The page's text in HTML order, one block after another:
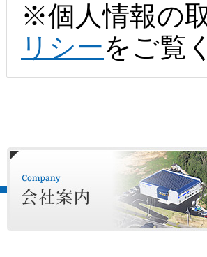
※個人情報の
リシーをご覧